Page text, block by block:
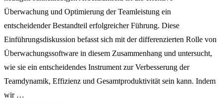
Überwachung und Optimierung der Teamleistung ein
entscheidender Bestandteil erfolgreicher Führung. Diese
Einführungsdiskussion befasst sich mit der differenzierten Rolle von
Überwachungssoftware in diesem Zusammenhang und untersucht,
wie sie ein entscheidendes Instrument zur Verbesserung der
Teamdynamik, Effizienz und Gesamtproduktivität sein kann. Indem
wir …